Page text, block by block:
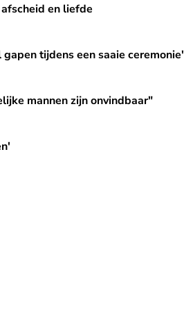
en liefde
saaie ceremonie'
tijdens een saaie ceremonie'
onvindbaar"
mannen zijn onvindbaar"